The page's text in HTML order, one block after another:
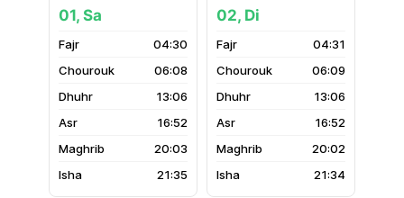
01, Sa
04:30
06:08
13:06
16:52
20:03
21:35
02, Di
04:31
06:09
13:06
16:52
20:02
21:34